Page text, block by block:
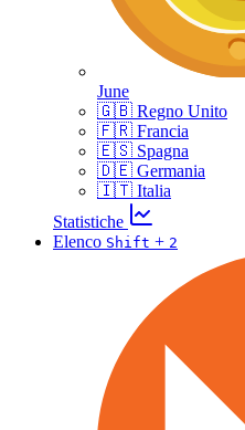
June
🇬🇧 Regno Unito
🇫🇷 Francia
🇪🇸 Spagna
🇩🇪 Germania
🇮🇹 Italia
Statistiche
Elenco Shift + 2